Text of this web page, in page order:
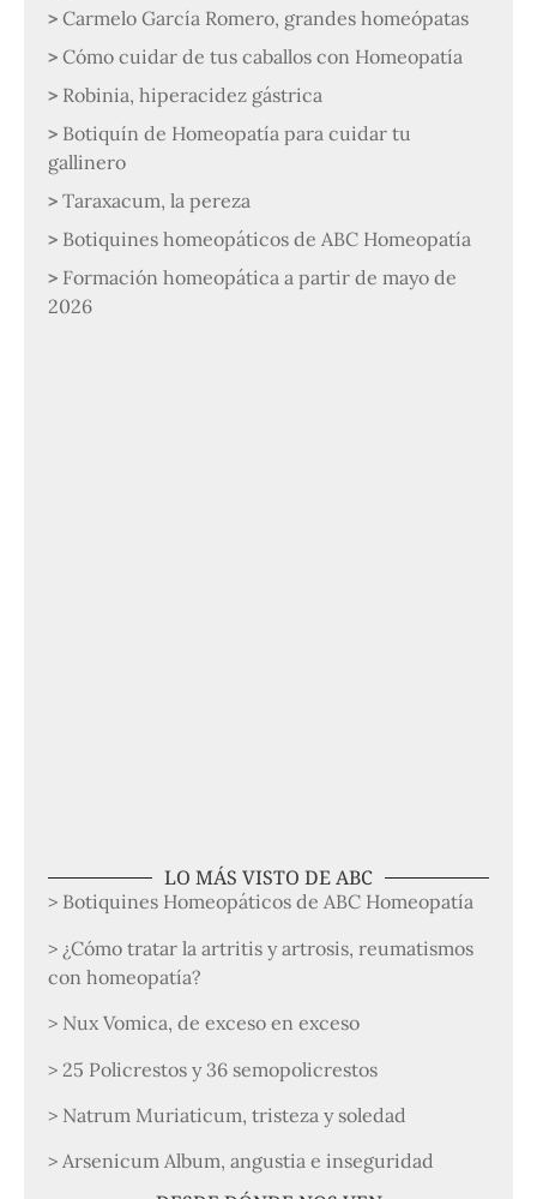
Carmelo García Romero, grandes homeópatas
Cómo cuidar de tus caballos con Homeopatía
Robinia, hiperacidez gástrica
Botiquín de Homeopatía para cuidar tu
gallinero
Taraxacum, la pereza
Botiquines homeopáticos de ABC Homeopatía
Formación homeopática a partir de mayo de
2026
LO MÁS VISTO DE ABC
> Botiquines Homeopáticos de ABC Homeopatía
> ¿Cómo tratar la artritis y artrosis, reumatismos
con homeopatía?
> Nux Vomica, de exceso en exceso
> 25 Policrestos y 36 semopolicrestos
> Natrum Muriaticum, tristeza y soledad
> Arsenicum Album, angustia e inseguridad